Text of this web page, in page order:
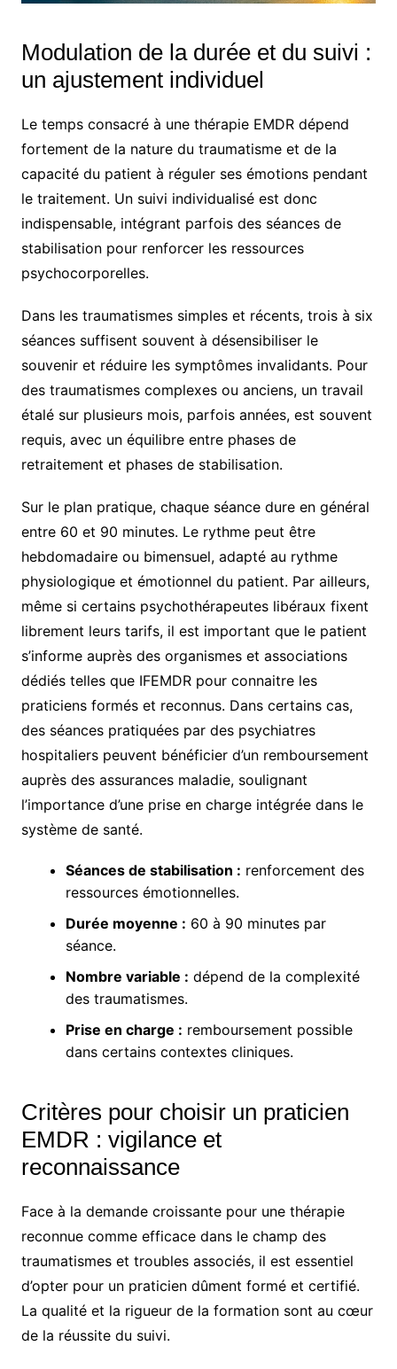
Modulation de la durée et du suivi :
un ajustement individuel
Le temps consacré à une thérapie EMDR dépend
fortement de la nature du traumatisme et de la
capacité du patient à réguler ses émotions pendant
le traitement. Un suivi individualisé est donc
indispensable, intégrant parfois des séances de
stabilisation pour renforcer les ressources
psychocorporelles.
Dans les traumatismes simples et récents, trois à six
séances suffisent souvent à désensibiliser le
souvenir et réduire les symptômes invalidants. Pour
des traumatismes complexes ou anciens, un travail
étalé sur plusieurs mois, parfois années, est souvent
requis, avec un équilibre entre phases de
retraitement et phases de stabilisation.
Sur le plan pratique, chaque séance dure en général
entre 60 et 90 minutes. Le rythme peut être
hebdomadaire ou bimensuel, adapté au rythme
physiologique et émotionnel du patient. Par ailleurs,
même si certains psychothérapeutes libéraux fixent
librement leurs tarifs, il est important que le patient
s’informe auprès des organismes et associations
dédiés telles que IFEMDR pour connaitre les
praticiens formés et reconnus. Dans certains cas,
des séances pratiquées par des psychiatres
hospitaliers peuvent bénéficier d’un remboursement
auprès des assurances maladie, soulignant
l’importance d’une prise en charge intégrée dans le
système de santé.
Séances de stabilisation : renforcement des
ressources émotionnelles.
Durée moyenne : 60 à 90 minutes par
séance.
Nombre variable : dépend de la complexité
des traumatismes.
Prise en charge : remboursement possible
dans certains contextes cliniques.
Critères pour choisir un praticien
EMDR : vigilance et
reconnaissance
Face à la demande croissante pour une thérapie
reconnue comme efficace dans le champ des
traumatismes et troubles associés, il est essentiel
d’opter pour un praticien dûment formé et certifié.
La qualité et la rigueur de la formation sont au cœur
de la réussite du suivi.